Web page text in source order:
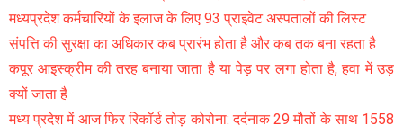
मध्यप्रदेश कर्मचारियों के इलाज के लिए 93 प्राइवेट अस्पतालों की लिस्ट
संपत्ति की सुरक्षा का अधिकार कब प्रारंभ होता है और कब तक बना रहता है
कपूर आइस्क्रीम की तरह बनाया जाता है या पेड़ पर लगा होता है, हवा में उड़
क्यों जाता है
मध्य प्रदेश में आज फिर रिकॉर्ड तोड़ कोरोना: दर्दनाक 29 मौतों के साथ 1558